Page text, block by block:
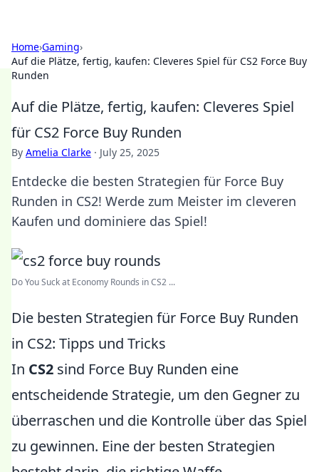
Home›Gaming›
Auf die Plätze, fertig, kaufen: Cleveres Spiel für CS2 Force Buy
Runden
Auf die Plätze, fertig, kaufen: Cleveres Spiel
für CS2 Force Buy Runden
By Amelia Clarke · July 25, 2025
Entdecke die besten Strategien für Force Buy
Runden in CS2! Werde zum Meister im cleveren
Kaufen und dominiere das Spiel!
Do You Suck at Economy Rounds in CS2 ...
Die besten Strategien für Force Buy Runden
in CS2: Tipps und Tricks
In CS2 sind Force Buy Runden eine
entscheidende Strategie, um den Gegner zu
überraschen und die Kontrolle über das Spiel
zu gewinnen. Eine der besten Strategien